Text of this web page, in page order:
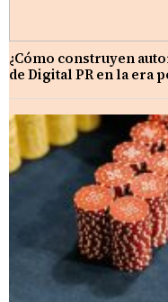
¿Cómo construyen
de Digital PR en la era